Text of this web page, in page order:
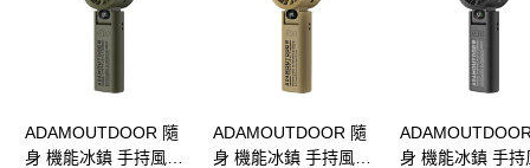
ADAMOUTDOOR 隨
身 機能冰鎮 手持風扇
ADAMOUTDOOR 隨
身 機能冰鎮 手持風扇
身 機能冰鎮 手持